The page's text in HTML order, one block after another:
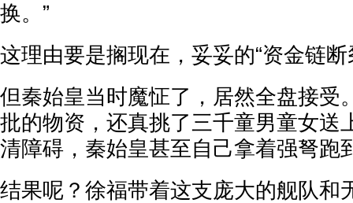
换。”
这理由要是搁现在，妥妥的“资金链
但秦始皇当时魔怔了，居然全盘接受
批的物资，还真挑了三千童男童女送
清障碍，秦始皇甚至自己拿着强弩跑
结果呢？徐福带着这支庞大的舰队和